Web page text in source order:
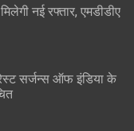
नई रफ्तार, एमडीडीए
सर्जन्स ऑफ इंडिया के